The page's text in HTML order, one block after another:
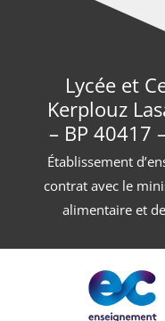
Lycée et
Kerplouz
– BP 40417
Établissement
contrat avec le
alimentaire et